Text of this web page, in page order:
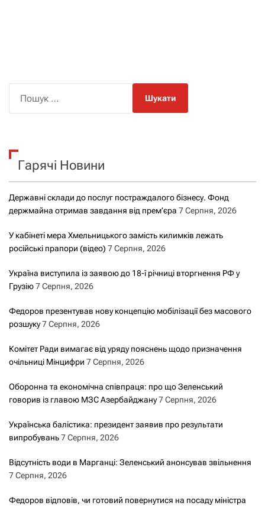
к
Гарячі Новини
Державні склади до послуг постраждалого бізнесу. Фонд
держмайна отримав завдання від прем’єра 7 Серпня, 2026
У кабінеті мера Хмельницького замість килимків лежать
російські прапори (відео) 7 Серпня, 2026
Україна виступила із заявою до 18-ї річниці вторгнення РФ у
Грузію7 Серпня, 2026
Федоров презентував нову концепцію мобілізації без масового
розшуку7 Серпня, 2026
Комітет Ради вимагає від уряду пояснень щодо призначення
очільниці Мінцифри 7 Серпня, 2026
Оборонна та економічна співпраця: про що Зеленський
говорив із главою МЗС Азербайджану7 Серпня, 2026
Українська балістика: президент заявив про результати
випробувань7 Серпня, 2026
Відсутність води в Марганці: Зеленський анонсував звільнення
7 Серпня, 2026
Федоров відповів, чи готовий повернутися на посаду міністра